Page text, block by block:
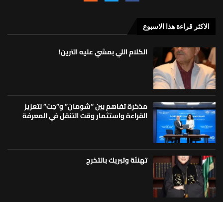
الاكثر قراءة هذا الاسبوع
الكلام اللي بمشي عليه الترين!
مذكرة تفاهم بين “شومان” و”جت” لتعزيز
القراءة واستثمار وقت التنقل في المعرفة
تهنئة وتبريك بالتخرج